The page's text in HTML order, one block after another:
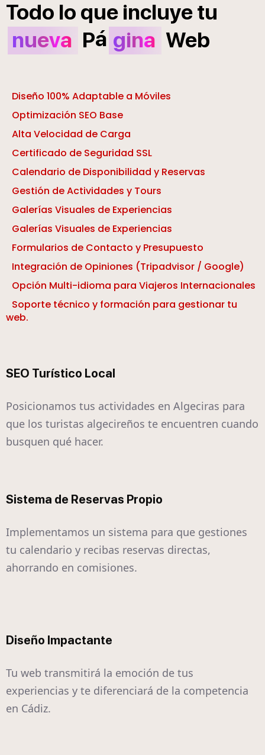
Todo lo que incluyetu
nueva Pá gina Web
Diseño 100% Adaptable a Móviles
Optimización SEO Base
Alta Velocidad de Carga
Certificado de Seguridad SSL
Calendario de Disponibilidad y Reservas
Gestión de Actividades y Tours
Galerías Visuales de Experiencias
Galerías Visuales de Experiencias
Formularios de Contacto y Presupuesto
Integración de Opiniones (Tripadvisor / Google)
Opción Multi-idioma para Viajeros Internacionales
Soporte técnico y formación para gestionar tu
web.
SEO Turístico Local
Posicionamos tus actividades en Algeciras para
que los turistas algecireños te encuentren cuando
busquen qué hacer.
Sistema de Reservas Propio
Implementamos un sistema para que gestiones
tu calendario y recibas reservas directas,
ahorrando en comisiones.
Diseño Impactante
Tu web transmitirá la emoción de tus
experiencias y te diferenciará de la competencia
en Cádiz.